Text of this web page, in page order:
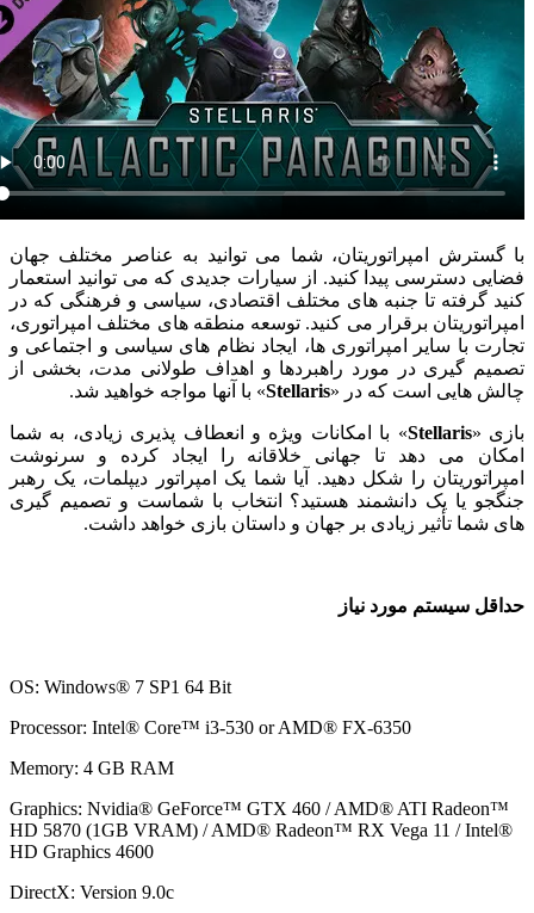
گسترش امپراتوریتان، شما می توانید به عناصر مختلف جهان
دسترسی پیدا کنید. از سیارات جدیدی که می توانید استعمار
گرفته تا جنبه های مختلف اقتصادی، سیاسی و فرهنگی که در
برقرار می کنید. توسعه منطقه های مختلف امپراتوری،
با سایر امپراتوری ها، ایجاد نظام های سیاسی و اجتماعی و
گیری در مورد راهبردها و اهداف طولانی مدت، بخشی از
هایی است که در «Stellaris» با آنها مواجه خواهید شد.
«
Stellaris» با امکانات ویژه و انعطاف پذیری زیادی، به شما
می دهد تا جهانی خلاقانه را ایجاد کرده و سرنوشت
را شکل دهید. آیا شما یک امپراتور دیپلمات، یک رهبر
یا یک دانشمند هستید؟ انتخاب با شماست و تصمیم گیری
شما تأثیر زیادی بر جهان و داستان بازی خواهد داشت.
سیستم مورد نیاز
OS: Windows® 7 SP1 64 Bit
Processor: Intel® Core™ i3-530 or AMD® FX-6350
Memory: 4 GB RAM
Graphics: Nvidia® GeForce™ GTX 460 / AMD® ATI Radeon™
HD 5870 (1GB VRAM) / AMD® Radeon™ RX Vega 11 /
HD Graphics 4600
DirectX: Version 9.0c